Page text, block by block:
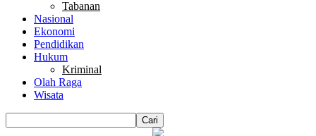
Tabanan
Nasional
Ekonomi
Pendidikan
Hukum
Kriminal
Olah Raga
Wisata